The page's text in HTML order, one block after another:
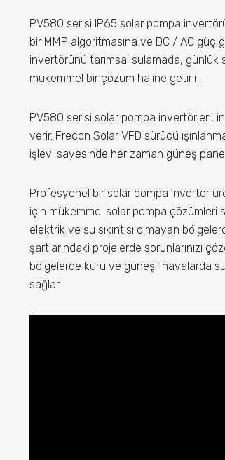
Koşulları
PV580 serisi IP65 solar pompa
bir MMP algoritmasına ve DC / AC
invertörünü tarımsal sulamada, günlük
mükemmel bir çözüm haline getirir.
PV580 serisi solar pompa invertörleri,
verir. Frecon Solar VFD sürücü
işlevi sayesinde her zaman güneş
Profesyonel bir solar pompa invertör
için mükemmel solar pompa çözümleri
elektrik ve su sıkıntısı olmayan
şartlarındaki projelerde sorunlarınızı
bölgelerde kuru ve güneşli havalarda
sağlar.